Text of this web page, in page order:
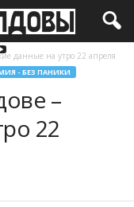
данные на утро 22 апреля
- БЕЗ ПАНИКИ
–
22